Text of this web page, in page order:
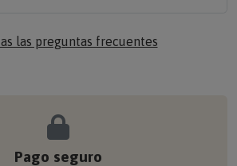
las preguntas frecuentes
Pago seguro